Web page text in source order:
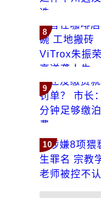
8
9
10